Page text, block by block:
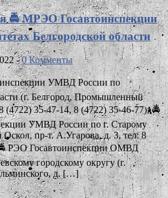
🚔 МРЭО Госавтоинспекции
Белгородской области
-0 Комменты
УМВД России по
(г. Белгород, Промышленный
(4722) 35-47-14, 8 (4722) 35-46-77); 🚔
УМВД России по г. Старому
пр-т. А.Угарова, д. 3, тел: 8
РЭО Госавтоинспекции ОМВД
городскому округу (г.
д. […]